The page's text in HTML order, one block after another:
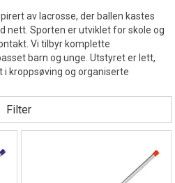
av lacrosse, der ballen kastes
nett. Sporten er utviklet for skole og
Vi tilbyr komplette
barn og unge. Utstyret er lett,
kroppsøving og organiserte
Filter